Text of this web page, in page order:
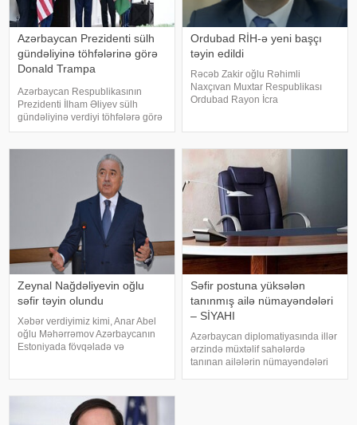
Azərbaycan Prezidenti sülh
gündəliyinə töhfələrinə görə
Donald Trampa
Azərbaycan Respublikasının
Prezidenti İlham Əliyev sülh
gündəliyinə verdiyi töhfələrə görə
Amerika Birləşmiş Ştatlarının
minnətdarlığını bildirib. xəbər verir
ki, Prezidenti İlham Əliyev bu
Ordubad RİH-ə yeni başçı
təyin edildi
Rəcəb Zakir oğlu Rəhimli
Naxçıvan Muxtar Respublikası
Ordubad Rayon İcra
Prezidenti İlham Əliyev Sərəncam
imzalayıb. Dövlət başçısını
Zeynal Nağdəliyevin oğlu
səfir təyin olundu
Xəbər verdiyimiz kimi, Anar Abel
oğlu Məhərrəmov Azərbaycanın
Estoniyada fövqəladə və
Nağdəliyev Azərbaycanın
Estoniyada fövqəlad
Səfir postuna yüksələn
tanınmış ailə nümayəndələri
– SİYAHI
Azərbaycan diplomatiyasında illər
ərzində müxtəlif sahələrdə
tanınan ailələrin nümayəndələri